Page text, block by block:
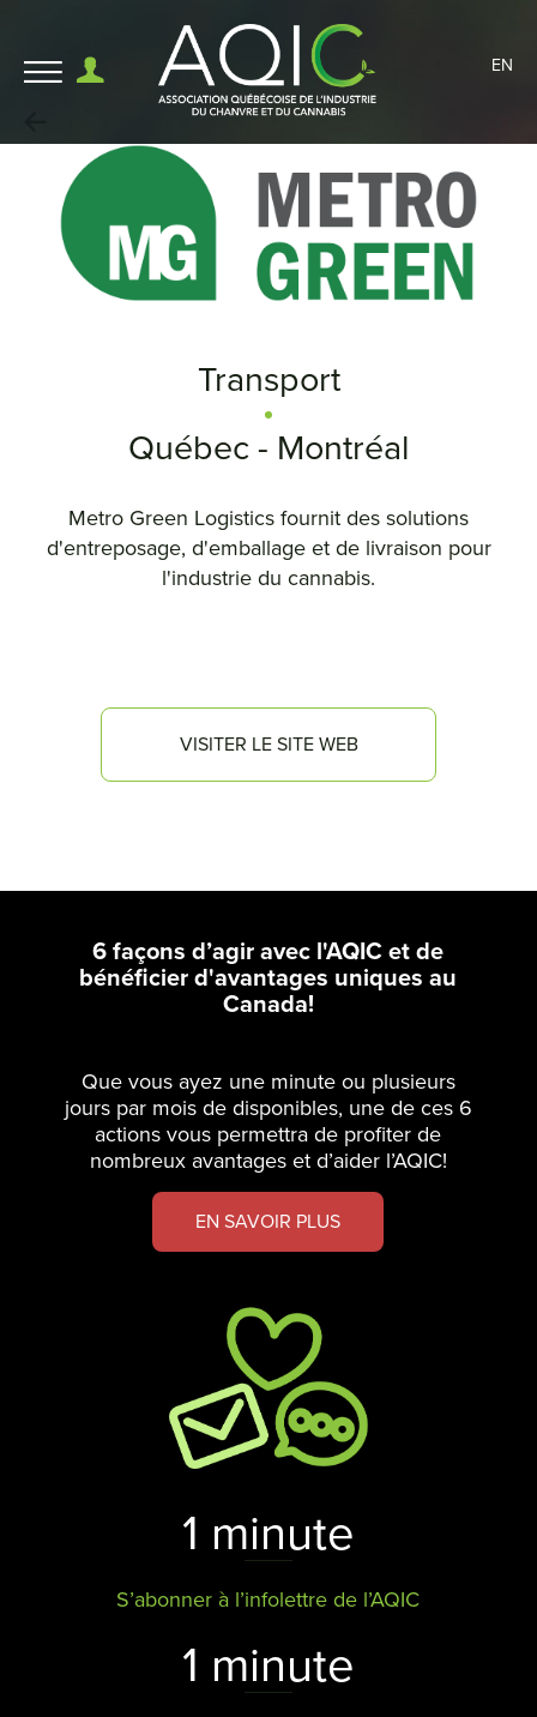
EN
Transport
Québec - Montréal
Metro Green Logistics fournit des solutions
d'entreposage, d'emballage et de livraison pour
l'industrie du cannabis.
VISITER LE SITE WEB
6 façons d’agir avec l'AQIC et de
bénéficier d'avantages uniques au
Canada!
Que vous ayez une minute ou plusieurs
jours par mois de disponibles, une de ces 6
actions vous permettra de profiter de
nombreux avantages et d’aider l’AQIC!
EN SAVOIR PLUS
1 minute
S’abonner à l’infolettre de l’AQIC
1 minute